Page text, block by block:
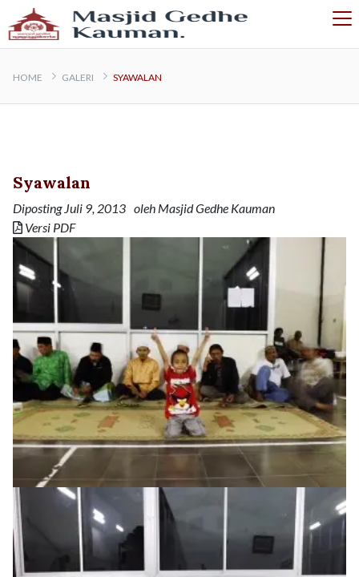
HOME GALERI SYAWALAN
Syawalan
Diposting Juli 9, 2013 oleh Masjid Gedhe Kauman
Versi PDF